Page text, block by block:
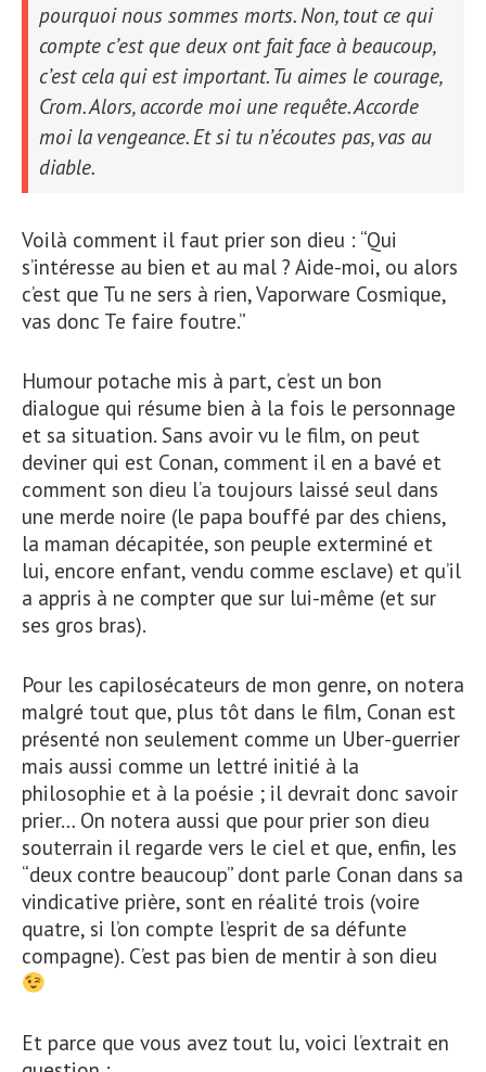
pourquoi nous sommes morts. Non, tout ce qui
compte c’est que deux ont fait face à beaucoup,
c’est cela qui est important. Tu aimes le courage,
Crom. Alors, accorde moi une requête. Accorde
moi la vengeance. Et si tu n’écoutes pas, vas au
diable.
Voilà comment il faut prier son dieu : “Qui
s’intéresse au bien et au mal ? Aide-moi, ou alors
c’est que Tu ne sers à rien, Vaporware Cosmique,
vas donc Te faire foutre.”
Humour potache mis à part, c’est un bon
dialogue qui résume bien à la fois le personnage
et sa situation. Sans avoir vu le film, on peut
deviner qui est Conan, comment il en a bavé et
comment son dieu l’a toujours laissé seul dans
une merde noire (le papa bouffé par des chiens,
la maman décapitée, son peuple exterminé et
lui, encore enfant, vendu comme esclave) et qu’il
a appris à ne compter que sur lui-même (et sur
ses gros bras).
Pour les capilosécateurs de mon genre, on notera
malgré tout que, plus tôt dans le film, Conan est
présenté non seulement comme un Uber-guerrier
mais aussi comme un lettré initié à la
philosophie et à la poésie ; il devrait donc savoir
prier… On notera aussi que pour prier son dieu
souterrain il regarde vers le ciel et que, enfin, les
“deux contre beaucoup” dont parle Conan dans sa
vindicative prière, sont en réalité trois (voire
quatre, si l’on compte l’esprit de sa défunte
compagne). C’est pas bien de mentir à son dieu
Et parce que vous avez tout lu, voici l’extrait en